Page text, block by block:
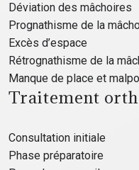
Déviation des mâchoires
Prognathisme de la
Excès d’espace
Rétrognathisme de la
Manque de place et
Traitement
Consultation initiale
Phase préparatoire